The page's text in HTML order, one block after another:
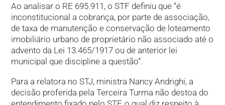
Ao analisar o RE 695.911, o STF definiu que “é
inconstitucional a cobrança, por parte de associação,
de taxa de manutenção e conservação de loteamento
imobiliário urbano de proprietário não associado até o
advento da Lei 13.465/1917 ou de anterior lei
municipal que discipline a questão”.
Para a relatora no STJ, ministra Nancy Andrighi, a
decisão proferida pela Terceira Turma não destoa do